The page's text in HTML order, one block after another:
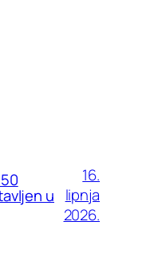
u
16.
lipnja
2026.